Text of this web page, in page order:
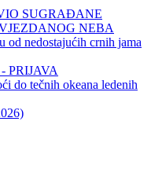
SUGRAĐANE
NEBA
od nedostajućih crnih jama
PRIJAVA
do tečnih okeana ledenih